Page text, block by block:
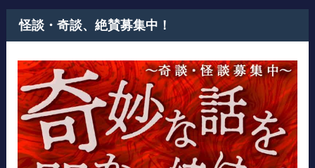
怪談・奇談、絶賛募集中！